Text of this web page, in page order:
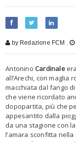
by Redazione FCM ,
Antonino Cardinale
all’Arechi, con maglia
macchiata dal fango
che viene ricordato
dopopartita, più che
appesantito dalla
da una stagione con
l’amara sconfitta